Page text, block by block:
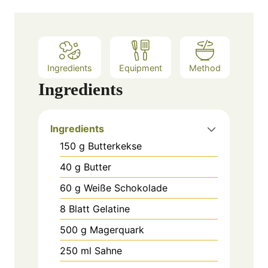
Ingredients Equipment Method
Ingredients
Ingredients
150 g Butterkekse
40 g Butter
60 g Weiße Schokolade
8 Blatt Gelatine
500 g Magerquark
250 ml Sahne